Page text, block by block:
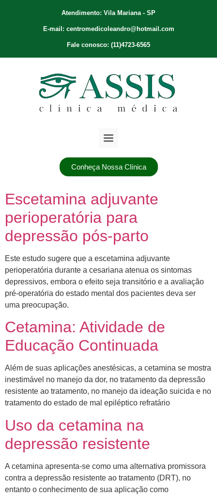
Atendimento: Vila Mariana - SP
E-mail: centromedicoleandro@hotmail.com
Fale conosco: (11)4723-6565
Conheça Nossa Clínica
Escetamina adjuvante
perioperatória para
depressão pós-parto
Este estudo sugere que a escetamina adjuvante
perioperatória durante a cesariana atenua os sintomas
depressivos, embora o efeito seja transitório e a avaliação
pré-operatória do estado mental dos pacientes deva ser
uma preocupação.
Cetamina: Atividade de
Educação Continuada
Além de suas aplicações anestésicas, a cetamina se mostra
inestimável no manejo da dor, no tratamento da depressão
resistente ao tratamento, no manejo da ideação suicida e no
tratamento do estado de mal epiléptico refratário
Uso da cetamina na
depressão resistente
A cetamina apresenta-se como uma alternativa promissora
contra a depressão resistente ao tratamento (DRT), no
entanto o conhecimento de sua aplicação como